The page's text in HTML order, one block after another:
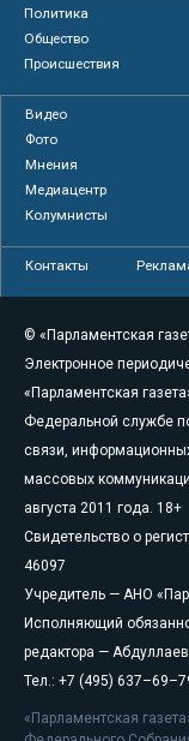
Политика
Общество
Происшествия
Видео
Фото
Мнения
Медиацентр
Колумнисты
Контакты
© «Парламентская
Электронное
«Парламентская
Федеральной службе
связи,
массовых
августа 2011 года. 18+
Свидетельство о
46097
Учредитель — АНО
Исполняющий
редактора —
Тел.: +7 (495)
«Парламентская